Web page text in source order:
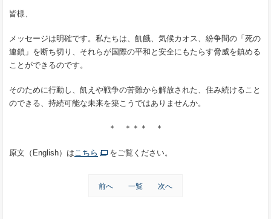
皆様、
メッセージは明確です。私たちは、飢餓、気候カオス、紛争間の「死の
連鎖」を断ち切り、それらが国際の平和と安全にもたらす脅威を鎮める
ことができるのです。
そのために行動し、飢えや戦争の苦難から解放された、住み続けること
のできる、持続可能な未来を築こうではありませんか。
＊ ＊＊＊ ＊
原文（English）はこちら をご覧ください。
前へ 一覧 次へ